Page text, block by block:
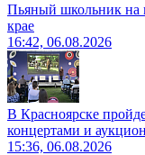
Пьяный школьник на
крае
16:42, 06.08.2026
В Красноярске
концертами и
15:36, 06.08.2026